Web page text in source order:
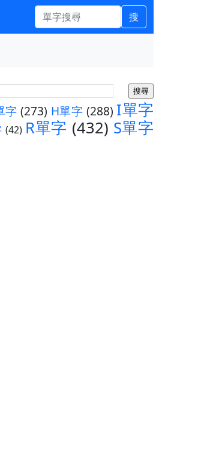
搜
字 (273) H單字 (288) I單字
(42) R單字 (432) S單字